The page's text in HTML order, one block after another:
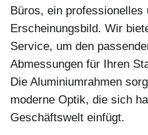
Büros, ein professionelles
Erscheinungsbild. Wir
Service, um den
Abmessungen für Ihren
Die Aluminiumrahmen
moderne Optik, die sich
Geschäftswelt einfügt.